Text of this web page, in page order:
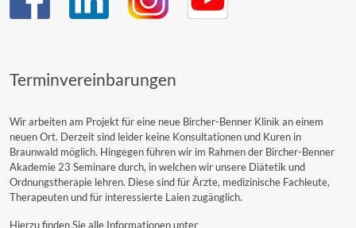
Terminvereinbarungen
Wir arbeiten am Projekt für eine neue Bircher-Benner Klinik an einem
neuen Ort. Derzeit sind leider keine Konsultationen und Kuren in
Braunwald möglich. Hingegen führen wir im Rahmen der Bircher-Benner
Akademie 23 Seminare durch, in welchen wir unsere Diätetik und
Ordnungstherapie lehren. Diese sind für Ärzte, medizinische Fachleute,
Therapeuten und für interessierte Laien zugänglich.
Hierzu finden Sie alle Informationen unter